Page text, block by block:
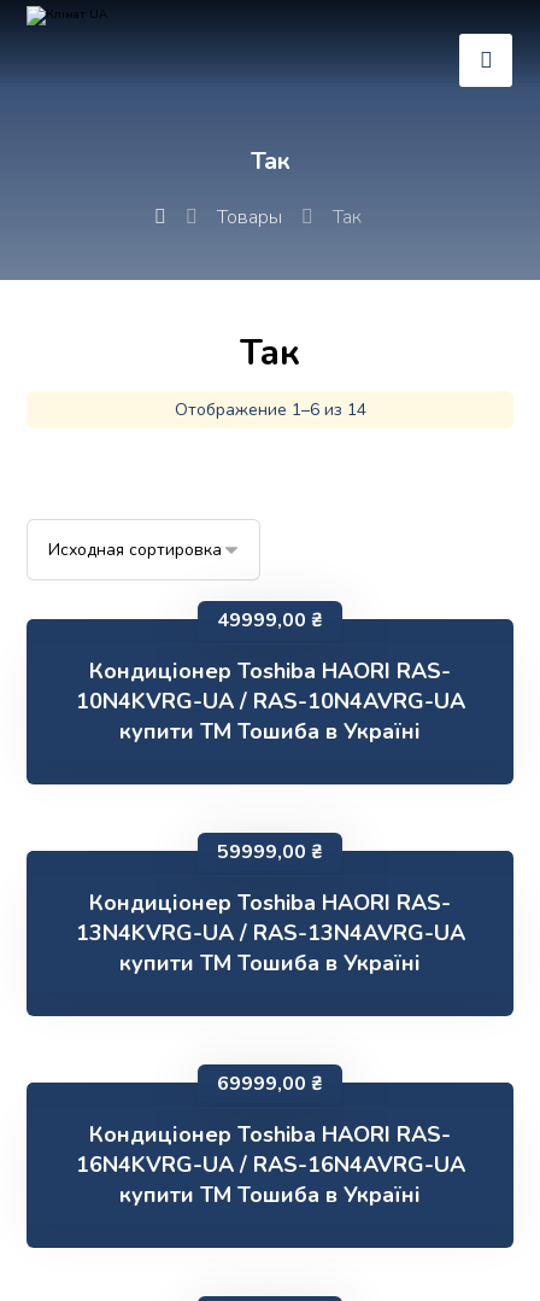
Так
Товары Так
Так
Отображение 1–6 из 14
Кондиціонер Toshiba HAORI RAS-
10N4KVRG-UA / RAS-10N4AVRG-UA
купити ТМ Тошиба в Україні
49999,00 ₴
Кондиціонер Toshiba HAORI RAS-
13N4KVRG-UA / RAS-13N4AVRG-UA
купити ТМ Тошиба в Україні
59999,00 ₴
Кондиціонер Toshiba HAORI RAS-
16N4KVRG-UA / RAS-16N4AVRG-UA
купити ТМ Тошиба в Україні
69999,00 ₴